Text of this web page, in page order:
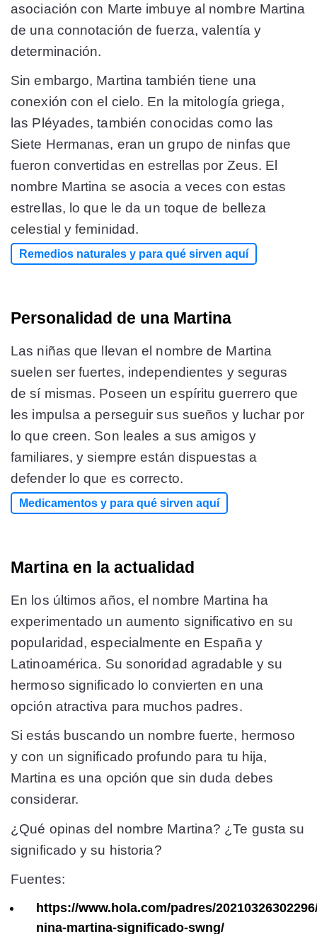
asociación con Marte imbuye al nombre Martina
de una connotación de fuerza, valentía y
determinación.
Sin embargo, Martina también tiene una
conexión con el cielo. En la mitología griega,
las Pléyades, también conocidas como las
Siete Hermanas, eran un grupo de ninfas que
fueron convertidas en estrellas por Zeus. El
nombre Martina se asocia a veces con estas
estrellas, lo que le da un toque de belleza
celestial y feminidad.
Remedios naturales y para qué sirven aquí
Personalidad de una Martina
Las niñas que llevan el nombre de Martina
suelen ser fuertes, independientes y seguras
de sí mismas. Poseen un espíritu guerrero que
les impulsa a perseguir sus sueños y luchar por
lo que creen. Son leales a sus amigos y
familiares, y siempre están dispuestas a
defender lo que es correcto.
Medicamentos y para qué sirven aquí
Martina en la actualidad
En los últimos años, el nombre Martina ha
experimentado un aumento significativo en su
popularidad, especialmente en España y
Latinoamérica. Su sonoridad agradable y su
hermoso significado lo convierten en una
opción atractiva para muchos padres.
Si estás buscando un nombre fuerte, hermoso
y con un significado profundo para tu hija,
Martina es una opción que sin duda debes
considerar.
¿Qué opinas del nombre Martina? ¿Te gusta su
significado y su historia?
Fuentes:
https://www.hola.com/padres/
nina-martina-significado-swng/